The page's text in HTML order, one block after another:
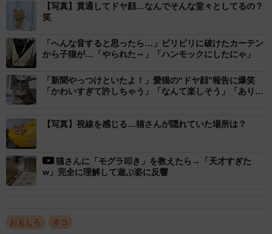
飼い主のThreadsユーザー・まさきさん（@cima3388）に
【写真】貫通してドヤ顔…なんでそんな堂々としてるの？
笑
「へんな音すると思ったら…」ビリビリに破けたカーテン
から子猫が…「やられた～」「ハンモックにしたにゃ」
「新聞やっつけといたよ！」愛猫の“ドヤ顔”報告に爆笑
「かわいすぎて許しちゃう」「なんて楽しそう」「ありが
【写真】視線を感じる…猫さんが隠れていた場所は？
猫さんに「モグラ叩き」を教えたら→「天才すぎた
w」完全に理解して遊ぶ姿に反響
おもしろ ネコ